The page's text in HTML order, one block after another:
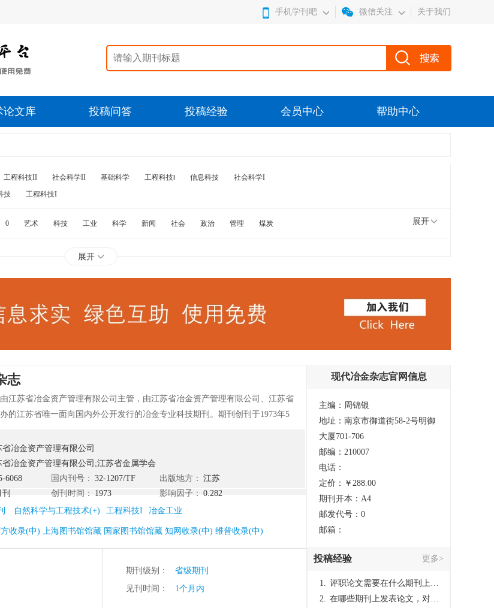
手机学刊吧 微信关注 关于我们
论文库 投稿问答 投稿经验 会员中心 帮助中心
工程科技II 社会科学II 基础科学 工程科技‖ 信息科技
社会科学I
技 工程科技I
0 艺术 科技 工业 科学 新闻 社会 政治 管理
煤炭
展开
展开
志
由江苏省冶金资产管理有限公司主管，由江苏省冶金资产管理有限公司、江苏省
的江苏省唯一面向国内外公开发行的冶金专业科技期刊。期刊创刊于1973年5
多期。期刊多次被评为江苏省优秀期刊和全国冶金优秀期刊，在全国冶金行
者和重要影响。 《现代冶金》期刊坚持贯彻行业产业政策、促进行业技术创
减排、提升行业质量水平、交流企业管理经验，及时报道行业最新科技成果及
冶金企业和科技工作者服务的办刊宗旨。
省冶金资产管理有限公司
省冶金资产管理有限公司;江苏省金属学会
6068 国内刊号： 32-1207/TF 出版地方：
江苏
创刊时间： 1973 影响因子：
0.282
自然科学与工程技术(+) 工程科技I 冶金工业
收录(中) 上海图书馆馆藏 国家图书馆馆藏 知网收录(中) 维普收录(中)
期刊级别：
省级期刊
见刊时间：
1个月内
现代冶金杂志官网信息
主编：周锦银
地址：南京市御道街58-2号明御
大厦701-706
邮编：210007
电话：
定价：￥288.00
期刊开本：A4
邮发代号：0
邮箱：
投稿经验 更多>
1. 评职论文需要在什么期刊上发表？
2. 在哪些期刊上发表论文，对考研有优势？